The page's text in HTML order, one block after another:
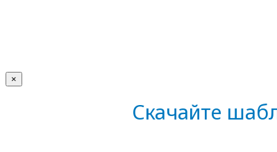
×
Скачайте